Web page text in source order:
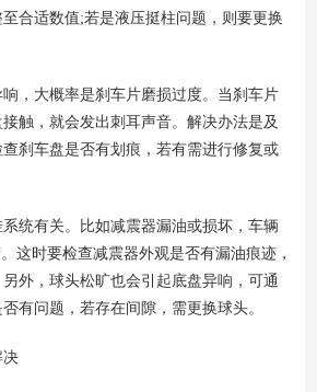
合适数值;若是液压挺柱问题，则要更换
，大概率是刹车片磨损过度。当刹车片
触，就会发出刺耳声音。解决办法是及
刹车盘是否有划痕，若有需进行修复或
统有关。比如减震器漏油或损坏，车辆
这时要检查减震器外观是否有漏油痕迹，
外，球头松旷也会引起底盘异响，可通
有问题，若存在间隙，需更换球头。
决